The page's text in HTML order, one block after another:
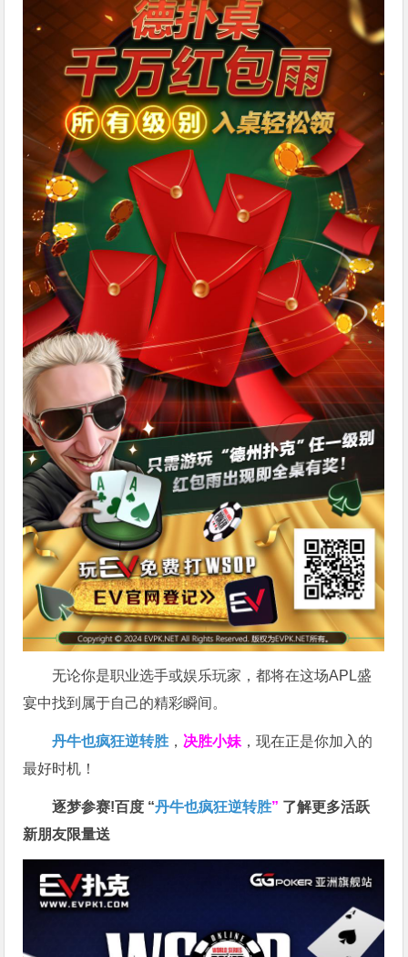
无论你是职业选手或娱乐玩家，都将在这场APL盛
宴中找到属于自己的精彩瞬间。
丹牛也疯狂逆转胜 ， 决胜小妹 ，现在正是你加入的
最好时机！
逐梦参赛!百度 “丹牛也疯狂逆转胜” 了解更多活跃
新朋友限量送